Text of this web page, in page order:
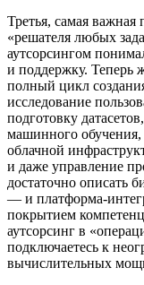
Третья, самая
«решателя любых
аутсорсингом
и поддержку. Теперь
полный цикл
исследование
подготовку
машинного
облачной
и даже управление
достаточно описать
— и платформа-
покрытием
аутсорсинг в
подключаетесь к
вычислительных